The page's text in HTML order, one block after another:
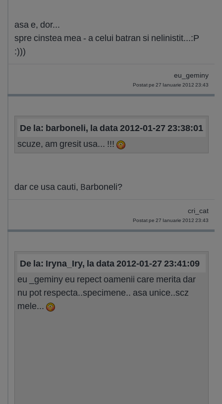
asa e, dor...
spre cinstea mea - a celui batran si nelinistit...:P
:)))
eu_geminy
Postat pe 27 Ianuarie 2012 23:43
De la: barboneli, la data 2012-01-27 23:38:01
scuze, am gresit usa... !!!
dar ce usa cauti, Barboneli?
cri_cat
Postat pe 27 Ianuarie 2012 23:43
De la: Iryna_Iry, la data 2012-01-27 23:41:09
eu _geminy eu repect oamenii care merita dar
nu pot respecta..specimene.. asa unice..scz
mele...